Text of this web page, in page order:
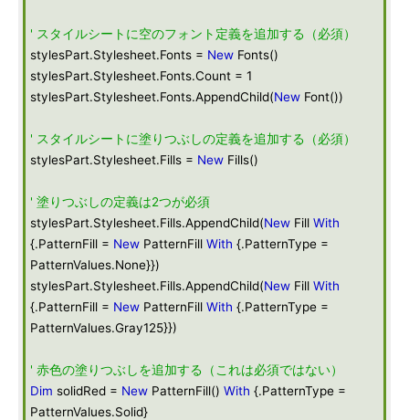
' スタイルシートに空のフォント定義を追加する（必須）
stylesPart.Stylesheet.Fonts = New Fonts()
stylesPart.Stylesheet.Fonts.Count = 1
stylesPart.Stylesheet.Fonts.AppendChild(New Font())
' スタイルシートに塗りつぶしの定義を追加する（必須）
stylesPart.Stylesheet.Fills = New Fills()
' 塗りつぶしの定義は2つが必須
stylesPart.Stylesheet.Fills.AppendChild(New Fill With
{.PatternFill = New PatternFill With {.PatternType =
PatternValues.None}})
stylesPart.Stylesheet.Fills.AppendChild(New Fill With
{.PatternFill = New PatternFill With {.PatternType =
PatternValues.Gray125}})
' 赤色の塗りつぶしを追加する（これは必須ではない）
Dim solidRed = New PatternFill() With {.PatternType =
PatternValues.Solid}